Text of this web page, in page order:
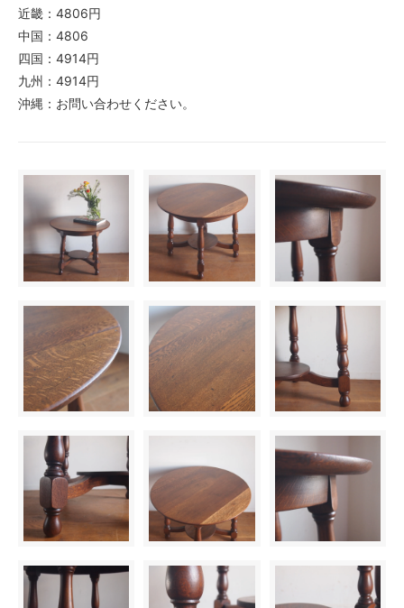
近畿：4806円
中国：4806
四国：4914円
九州：4914円
沖縄：お問い合わせください。